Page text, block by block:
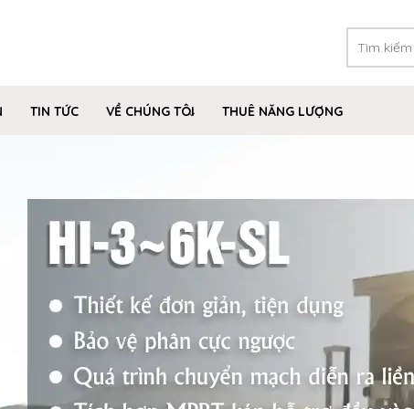
TIN TỨC VỀ CHÚNG TÔI THUÊ NĂNG LƯỢNG